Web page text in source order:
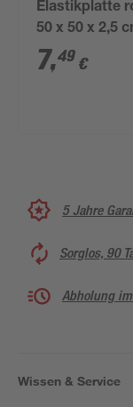
Elastikplatte
50 x 50 x 2,5
7,49 €
5 Jahre
Sorglos, 90
Abholung
Wissen & Service